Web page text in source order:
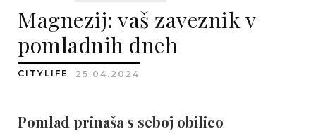
Magnezij: vaš zaveznik v
pomladnih dneh
CITYLIFE 25.04.2024
Pomlad prinaša s seboj obilico